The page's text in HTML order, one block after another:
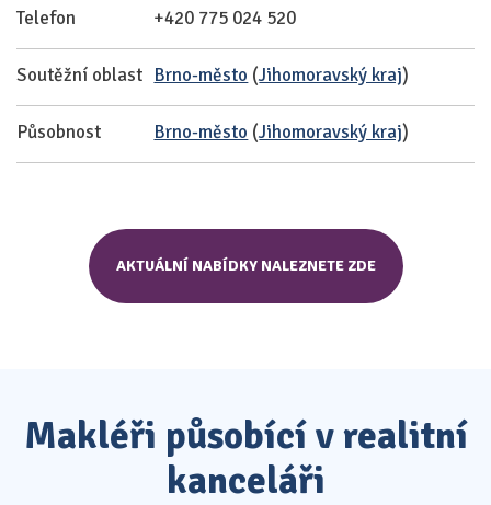
Telefon +420 775 024 520
Soutěžní oblast Brno-město (Jihomoravský kraj)
Působnost Brno-město (Jihomoravský kraj)
AKTUÁLNÍ NABÍDKY NALEZNETE ZDE
Makléři působící v realitní
kanceláři